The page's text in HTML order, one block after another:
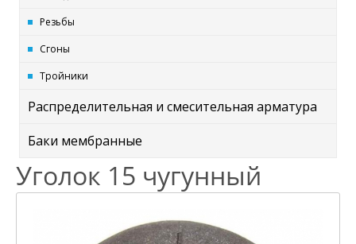
Резьбы
Сгоны
Тройники
Распределительная и смесительная арматура
Баки мембранные
Уголок 15 чугунный